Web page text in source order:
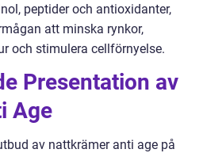
peptider och antioxidanter,
att minska rynkor,
och stimulera cellförnyelse.
Presentation av
Age
av nattkrämer anti age på